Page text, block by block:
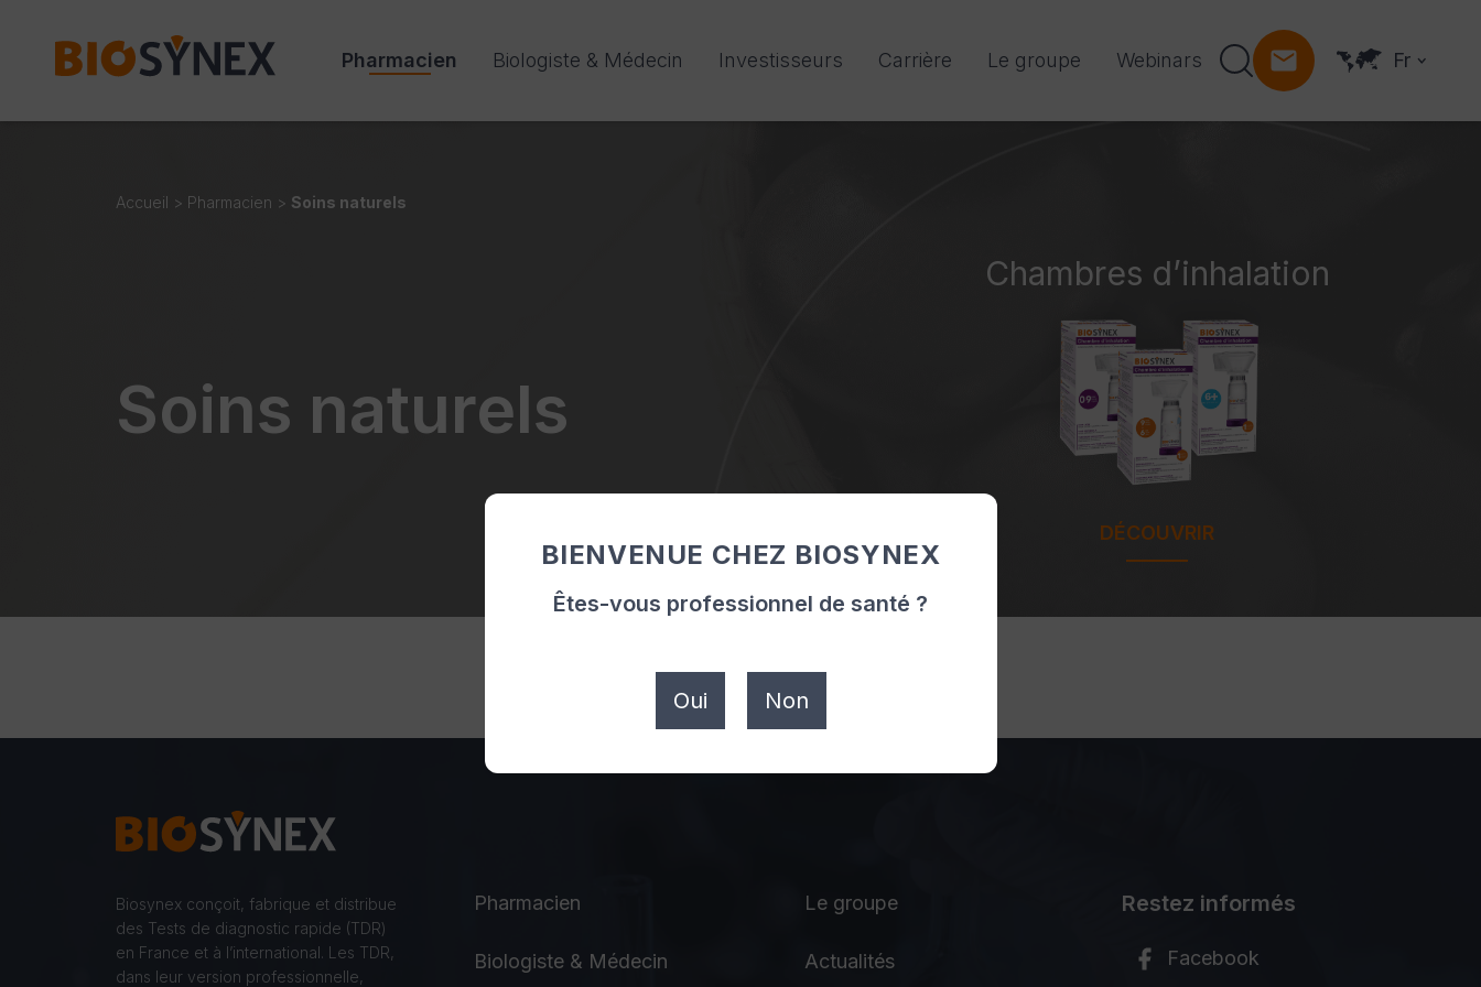
Pharmacien Biologiste & Médecin Investisseurs Carrière Le groupe Webinars Fr
Accueil > Pharmacien > Soins naturels
Soins naturels
Chambres d’inhalation
DÉCOUVRIR
Biosynex conçoit, fabrique et distribue
des Tests de diagnostic rapide (TDR)
en France et à l’international. Les TDR,
dans leur version professionnelle,
Pharmacien
Biologiste & Médecin
Le groupe
Actualités
Restez informés
Facebook
BIENVENUE CHEZ BIOSYNEX
Êtes-vous professionnel de santé ?
Oui Non